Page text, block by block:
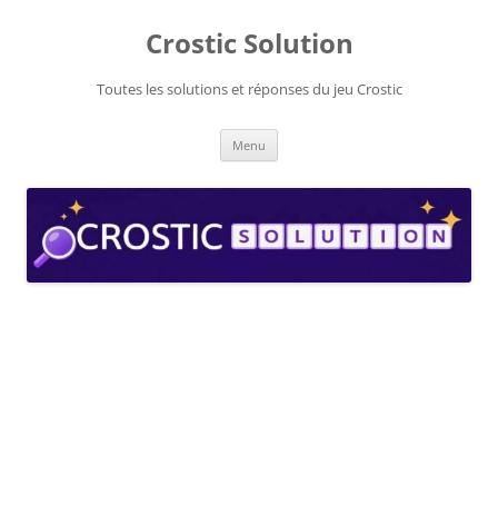
Crostic Solution
Toutes les solutions et réponses du jeu Crostic
Menu